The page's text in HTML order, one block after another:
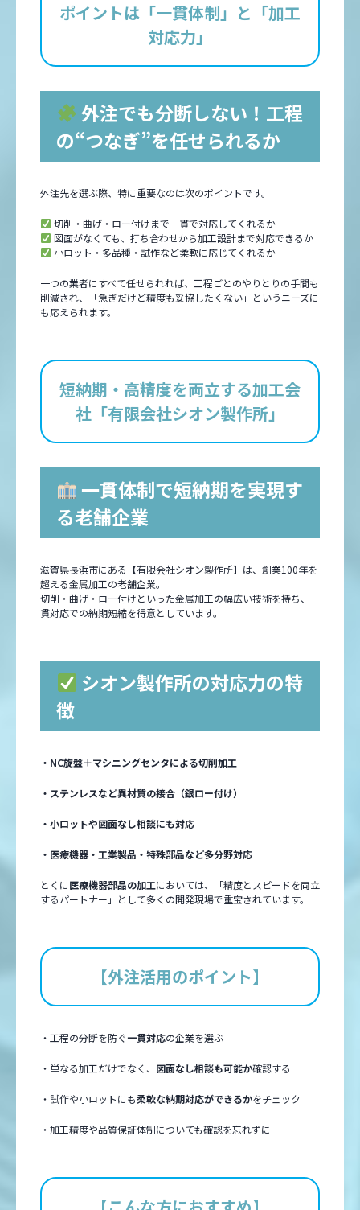
ポイントは「一貫体制」と「加工
対応力」
外注でも分断しない！工程
の“つなぎ”を任せられるか
外注先を選ぶ際、特に重要なのは次のポイントです。
切削・曲げ・ロー付けまで一貫で対応してくれるか
図面がなくても、打ち合わせから加工設計まで対応できるか
小ロット・多品種・試作など柔軟に応じてくれるか
一つの業者にすべて任せられれば、工程ごとのやりとりの手間も
削減され、「急ぎだけど精度も妥協したくない」というニーズに
も応えられます。
短納期・高精度を両立する加工会
社「有限会社シオン製作所」
一貫体制で短納期を実現す
る老舗企業
滋賀県長浜市にある【有限会社シオン製作所】は、創業100年を
超える金属加工の老舗企業。
切削・曲げ・ロー付けといった金属加工の幅広い技術を持ち、一
貫対応での納期短縮を得意としています。
シオン製作所の対応力の特
徴
・NC旋盤＋マシニングセンタによる切削加工
・ステンレスなど異材質の接合（銀ロー付け）
・小ロットや図面なし相談にも対応
・医療機器・工業製品・特殊部品など多分野対応
とくに医療機器部品の加工においては、「精度とスピードを両立
するパートナー」として多くの開発現場で重宝されています。
【外注活用のポイント】
・工程の分断を防ぐ一貫対応の企業を選ぶ
・単なる加工だけでなく、 図面なし相談も可能か確認する
・試作や小ロットにも柔軟な納期対応ができるかをチェック
・加工精度や品質保証体制についても確認を忘れずに